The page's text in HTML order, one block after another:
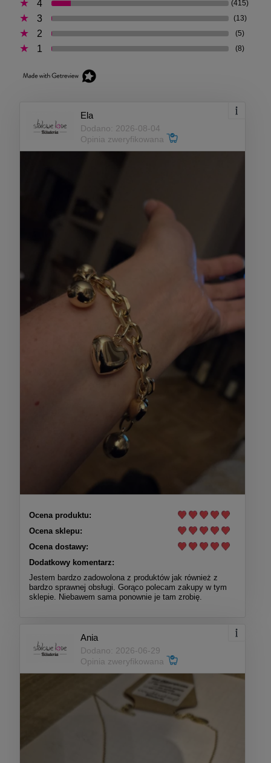
4 (415)
3 (13)
2 (5)
1 (8)
Ela
Dodano: 2026-08-04
Opinia zweryfikowana
Ocena produktu:
Ocena sklepu:
Ocena dostawy:
Dodatkowy komentarz:
Jestem bardzo zadowolona z produktów jak również z
bardzo sprawnej obsługi. Gorąco polecam zakupy w tym
sklepie. Niebawem sama ponownie je tam zrobię.
Ania
Dodano: 2026-06-29
Opinia zweryfikowana